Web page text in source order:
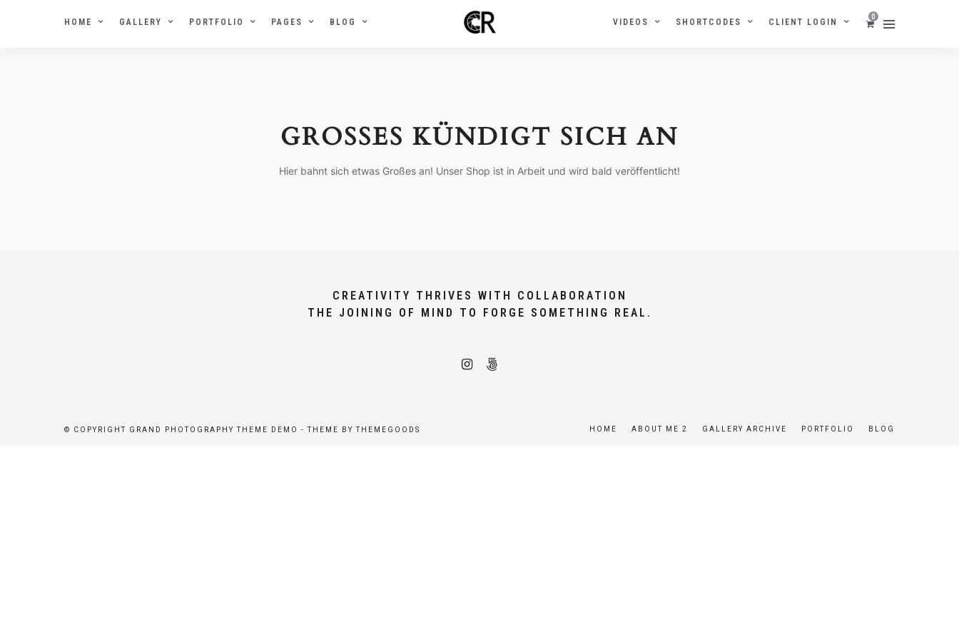
HOME GALLERY PORTFOLIO PAGES BLOG
0
VIDEOS SHORTCODES CLIENT LOGIN
GROSSES KÜNDIGT SICH AN
Hier bahnt sich etwas Großes an! Unser Shop ist in Arbeit und wird bald veröffentlicht!
CREATIVITY THRIVES WITH COLLABORATION
THE JOINING OF MIND TO FORGE SOMETHING REAL.
HOME ABOUT ME 2 GALLERY ARCHIVE PORTFOLIO BLOG
© COPYRIGHT GRAND PHOTOGRAPHY THEME DEMO - THEME BY THEMEGOODS